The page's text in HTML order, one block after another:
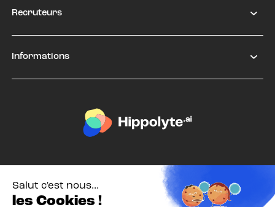
Recruteurs
Informations
Salut c'est nous...
les Cookies !